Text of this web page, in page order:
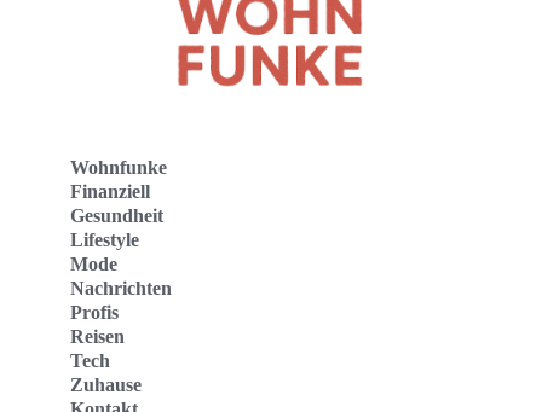
Wohnfunke
Finanziell
Gesundheit
Lifestyle
Mode
Nachrichten
Profis
Reisen
Tech
Zuhause